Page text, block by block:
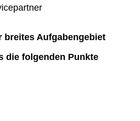
breites Aufgabengebiet
die folgenden Punkte